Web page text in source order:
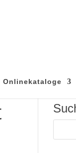
Onlinekataloge